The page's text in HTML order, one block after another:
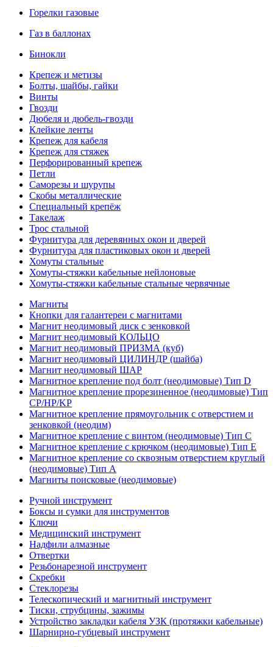
Горелки газовые
Газ в баллонах
Бинокли
Крепеж и метизы
Болты, шайбы, гайки
Винты
Гвозди
Дюбеля и дюбель-гвозди
Клейкие ленты
Крепеж для кабеля
Крепеж для стяжек
Перфорированный крепеж
Петли
Саморезы и шурупы
Скобы металлические
Специальный крепёж
Такелаж
Трос стальной
Фурнитура для деревянных окон и дверей
Фурнитура для пластиковых окон и дверей
Хомуты стальные
Хомуты-стяжки кабельные нейлоновые
Хомуты-стяжки кабельные стальные червячные
Магниты
Кнопки для галантереи с магнитами
Магнит неодимовый диск с зенковкой
Магнит неодимовый КОЛЬЦО
Магнит неодимовый ПРИЗМА (куб)
Магнит неодимовый ЦИЛИНДР (шайба)
Магнит неодимовый ШАР
Магнитное крепление под болт (неодимовые) Тип D
Магнитное крепление прорезиненное (неодимовые) Тип
CP/HP/KP
Магнитное крепление прямоугольник с отверстием и
зенковкой (неодим)
Магнитное крепление с винтом (неодимовые) Тип С
Магнитное крепление с крючком (неодимовые) Тип Е
Магнитное крепление со сквозным отверстием круглый
(неодимовые) Тип А
Магниты поисковые (неодимовые)
Ручной инструмент
Боксы и сумки для инструментов
Ключи
Медицинский инструмент
Надфили алмазные
Отвертки
Резьбонарезной инструмент
Скребки
Стеклорезы
Телескопический и магнитный инструмент
Тиски, струбцины, зажимы
Устройство закладки кабеля УЗК (протяжки кабельные)
Шарнирно-губцевый инструмент